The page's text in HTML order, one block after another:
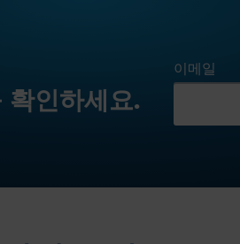
확인하세요.
이메일